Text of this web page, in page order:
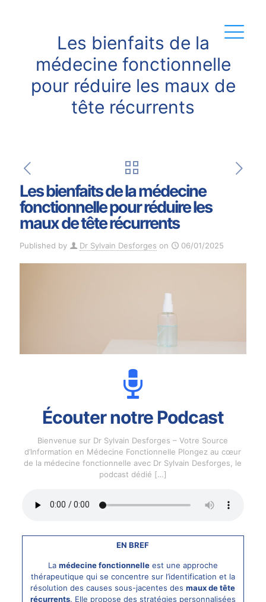
Les bienfaits de la
médecine fonctionnelle
pour réduire les maux de
tête récurrents
Les bienfaits de la médecine
fonctionnelle pour réduire les
maux de tête récurrents
Published by Dr Sylvain Desforges on 06/01/2025
Écouter notre Podcast
Bienvenue sur Dr Sylvain Desforges – Votre Source
d’Information en Médecine Fonctionnelle Plongez au cœur
de la médecine fonctionnelle avec Dr Sylvain Desforges, le
podcast dédié […]
EN BREF
La médecine fonctionnelleest une approche
thérapeutique qui se concentre sur l’identification et la
résolution des causes sous-jacentes desmaux de tête
récurrents. Elle propose des stratégies personnalisées